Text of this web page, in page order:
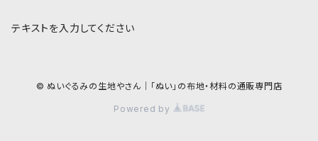
テキストを入力してください
© ぬいぐるみの生地やさん｜「ぬい」の布地・材料の通販専門店
Powered by